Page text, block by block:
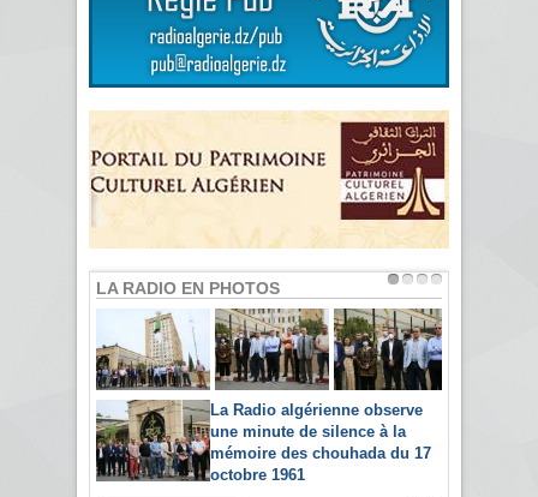
LA RADIO EN PHOTOS
La Radio algérienne observe
une minute de silence à la
mémoire des chouhada du 17
octobre 1961